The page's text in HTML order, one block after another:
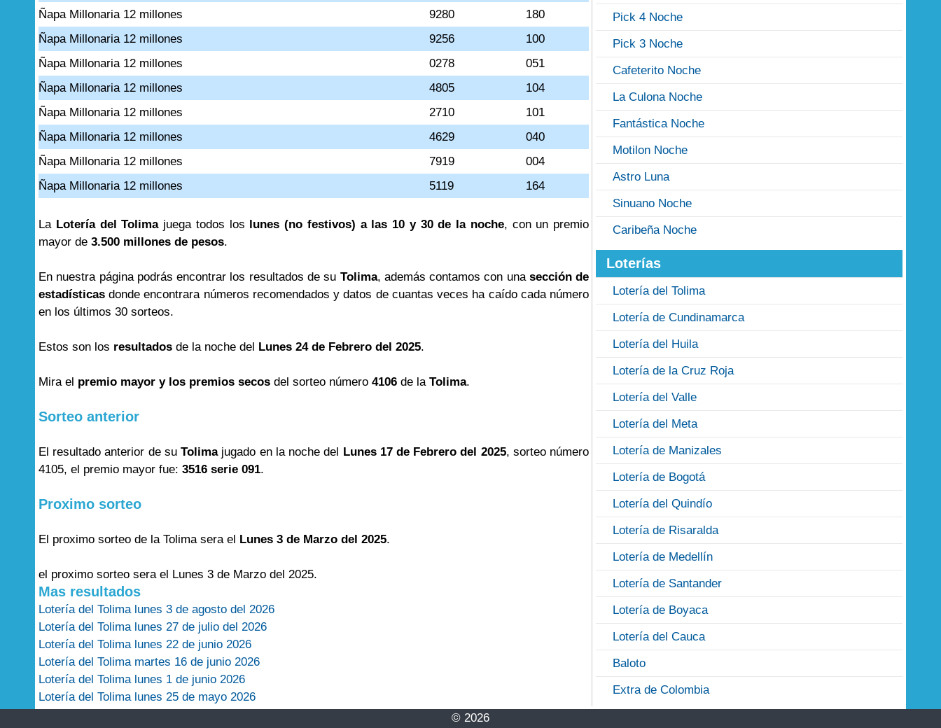
Ñapa Millonaria 12 millones
9280
180
Ñapa Millonaria 12 millones
9256
100
Ñapa Millonaria 12 millones
0278
051
Ñapa Millonaria 12 millones
4805
104
Ñapa Millonaria 12 millones
2710
101
Ñapa Millonaria 12 millones
4629
040
Ñapa Millonaria 12 millones
7919
004
Ñapa Millonaria 12 millones
5119 164
La Lotería del Tolimajuega todos los lunes (no festivos) a las 10 y 30 de la noche, con un premio
mayor de 3.500 millones de pesos.
En nuestra página podrás encontrar los resultados de su Tolima, además contamos con una sección de
estadísticas donde encontrara números recomendados y datos de cuantas veces ha caído cada número
en los últimos 30 sorteos.
Estos son los resultados de la noche del Lunes 24 de Febrero del 2025.
Mira el premio mayor y los premios secos del sorteo número 4106 de la Tolima.
Sorteo anterior
El resultado anterior de suTolimajugado en la noche del Lunes 17 de Febrero del 2025, sorteo número
4105, el premio mayor fue: 3516 serie 091.
Proximo sorteo
El proximo sorteo de la Tolima sera el Lunes 3 de Marzo del 2025.
el proximo sorteo sera el Lunes 3 de Marzo del 2025.
Mas resultados
Lotería del Tolima lunes 3 de agosto del 2026
Lotería del Tolima lunes 27 de julio del 2026
Lotería del Tolima lunes 22 de junio 2026
Lotería del Tolima martes 16 de junio 2026
Lotería del Tolima lunes 1 de junio 2026
Lotería del Tolima lunes 25 de mayo 2026
Pick 4 Noche
Pick 3 Noche
Cafeterito Noche
La Culona Noche
Fantástica Noche
Motilon Noche
Astro Luna
Sinuano Noche
Caribeña Noche
Loterías
Lotería del Tolima
Lotería de Cundinamarca
Lotería del Huila
Lotería de la Cruz Roja
Lotería del Valle
Lotería del Meta
Lotería de Manizales
Lotería de Bogotá
Lotería del Quindío
Lotería de Risaralda
Lotería de Medellín
Lotería de Santander
Lotería de Boyaca
Lotería del Cauca
Baloto
Extra de Colombia
© 2026